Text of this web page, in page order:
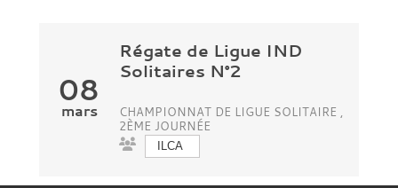
08
mars
Régate de Ligue IND
Solitaires N°2
CHAMPIONNAT DE LIGUE SOLITAIRE ,
2ÈME JOURNÉE
ILCA